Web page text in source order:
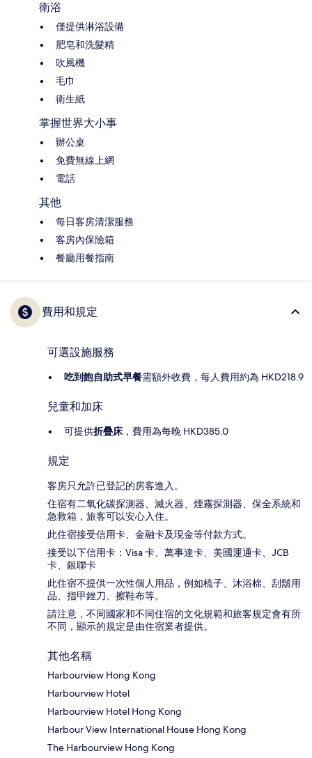
衛浴
僅提供淋浴設備
肥皂和洗髮精
吹風機
毛巾
衛生紙
掌握世界大小事
辦公桌
免費無線上網
電話
其他
每日客房清潔服務
客房內保險箱
餐廳用餐指南
費用和規定
可選設施服務
吃到飽自助式早餐需額外收費，每人費用約為 HKD218.9
兒童和加床
可提供折疊床 ，費用為每晚 HKD385.0
規定
客房只允許已登記的房客進入。
住宿有二氧化碳探測器、滅火器、煙霧探測器、保全系統和
急救箱，旅客可以安心入住。
此住宿接受信用卡、金融卡及現金等付款方式。
接受以下信用卡：Visa 卡、萬事達卡、美國運通卡、JCB
卡、銀聯卡
此住宿不提供一次性個人用品，例如梳子、沐浴棉、刮鬍用
品、指甲銼刀、擦鞋布等。
請注意，不同國家和不同住宿的文化規範和旅客規定會有所
不同，顯示的規定是由住宿業者提供。
其他名稱
Harbourview Hong Kong
Harbourview Hotel
Harbourview Hotel Hong Kong
Harbour View International House Hong Kong
The Harbourview Hong Kong